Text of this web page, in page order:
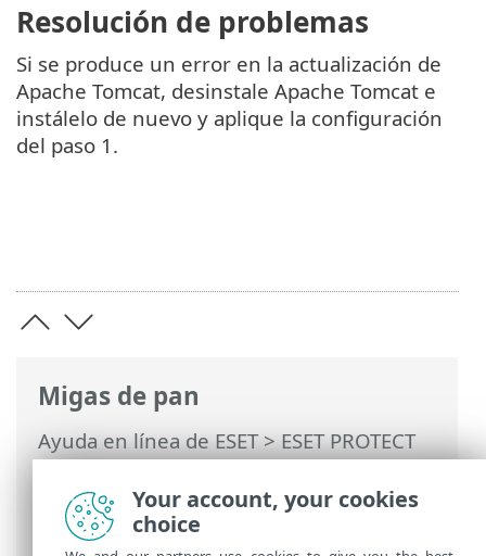
Migas de pan
Ayuda en línea de ESET>ESET PROTECT
On-Prem>Actualizar>Actualizar Apache
Tomcat> Actualizar Apache Tomcat con el
instalador todo en uno (Windows)
Resolución de problemas
Si se produce un error en la actualización de
Apache Tomcat, desinstale Apache Tomcat e
instálelo de nuevo y aplique la configuración
del paso 1.
Your account, your cookies
choice